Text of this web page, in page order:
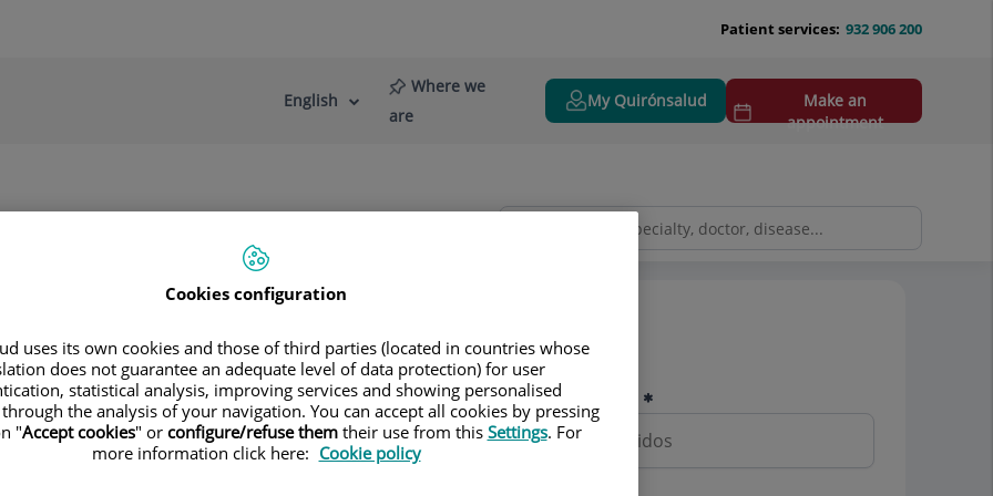
932 906 200
Patient services:
Language
Active
English
Where we
are
My Quirónsalud
Make an
appointment
Pedir cita
Nombre y apellidos
Cookies configuration
uses its own cookies and those of third parties (located in countries whose
does not guarantee an adequate level of data protection) for user
statistical analysis, improving services and showing personalised
the analysis of your navigation. You can accept all cookies by pressing
"Accept cookies" or configure/refuse themtheir use from this Settings. For
more information click here: Cookie policy